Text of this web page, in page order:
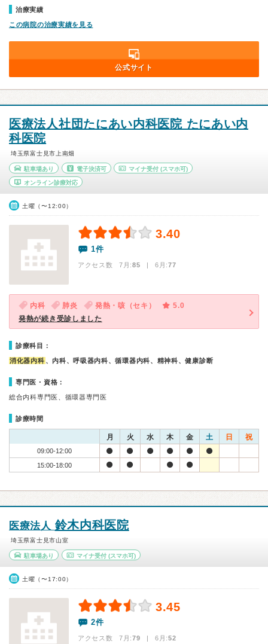
治療実績
この病院の治療実績を見る
公式サイト
医療法人社団たにあい内科医院 たにあい内
科医院
埼玉県富士見市上南畑
駐車場あり 電子決済可 マイナ受付 (スマホ可)
オンライン診療対応
土曜（〜12:00）
3.40
1件
アクセス数 7月:85 | 6月:77
内科 肺炎 発熱・咳（セキ）
5.0
発熱が続き受診しました
診療科目：
消化器内科 、内科、呼吸器内科、循環器内科、精神科、健康診断
専門医・資格：
総合内科専門医、循環器専門医
診療時間
月 火 水 木 金 土 日 祝
09:00-12:00
15:00-18:00
医療法人 鈴木内科医院
埼玉県富士見市山室
駐車場あり マイナ受付(スマホ可)
土曜（〜17:00）
3.45
2件
アクセス数 7月:79 | 6月:52